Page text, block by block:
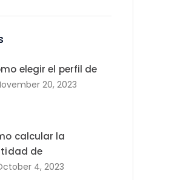
elegir el perfil de
20, 2023
calcular la
de
4, 2023